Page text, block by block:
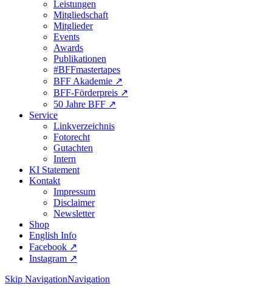
Leistungen
Mitgliedschaft
Mitglieder
Events
Awards
Publikationen
#BFFmastertapes
BFF Akademie ↗︎
BFF-Förderpreis ↗︎
50 Jahre BFF ↗︎
Service
Linkverzeichnis
Fotorecht
Gutachten
Intern
KI Statement
Kontakt
Impressum
Disclaimer
Newsletter
Shop
English Info
Facebook ↗︎
Instagram ↗︎
Skip NavigationNavigation